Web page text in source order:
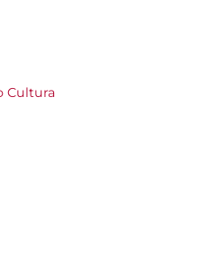
Cultura